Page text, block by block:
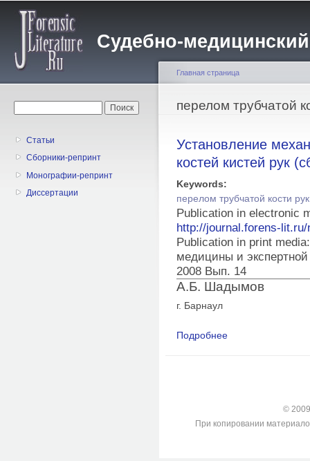
Судебно-
Статьи
Сборники-репринт
Монографии-репринт
Диссертации
Вы здесь
Главная страница
перелом трубчатой
Установление
костей кистей рук
Keywords:
перелом трубчатой кости
Publication in electronic
http://journal.forens-lit.ru/
Publication in print
медицины и
2008 Вып. 14
А.Б. Шадымов
г. Барнаул
Подробнее
©
При копировании